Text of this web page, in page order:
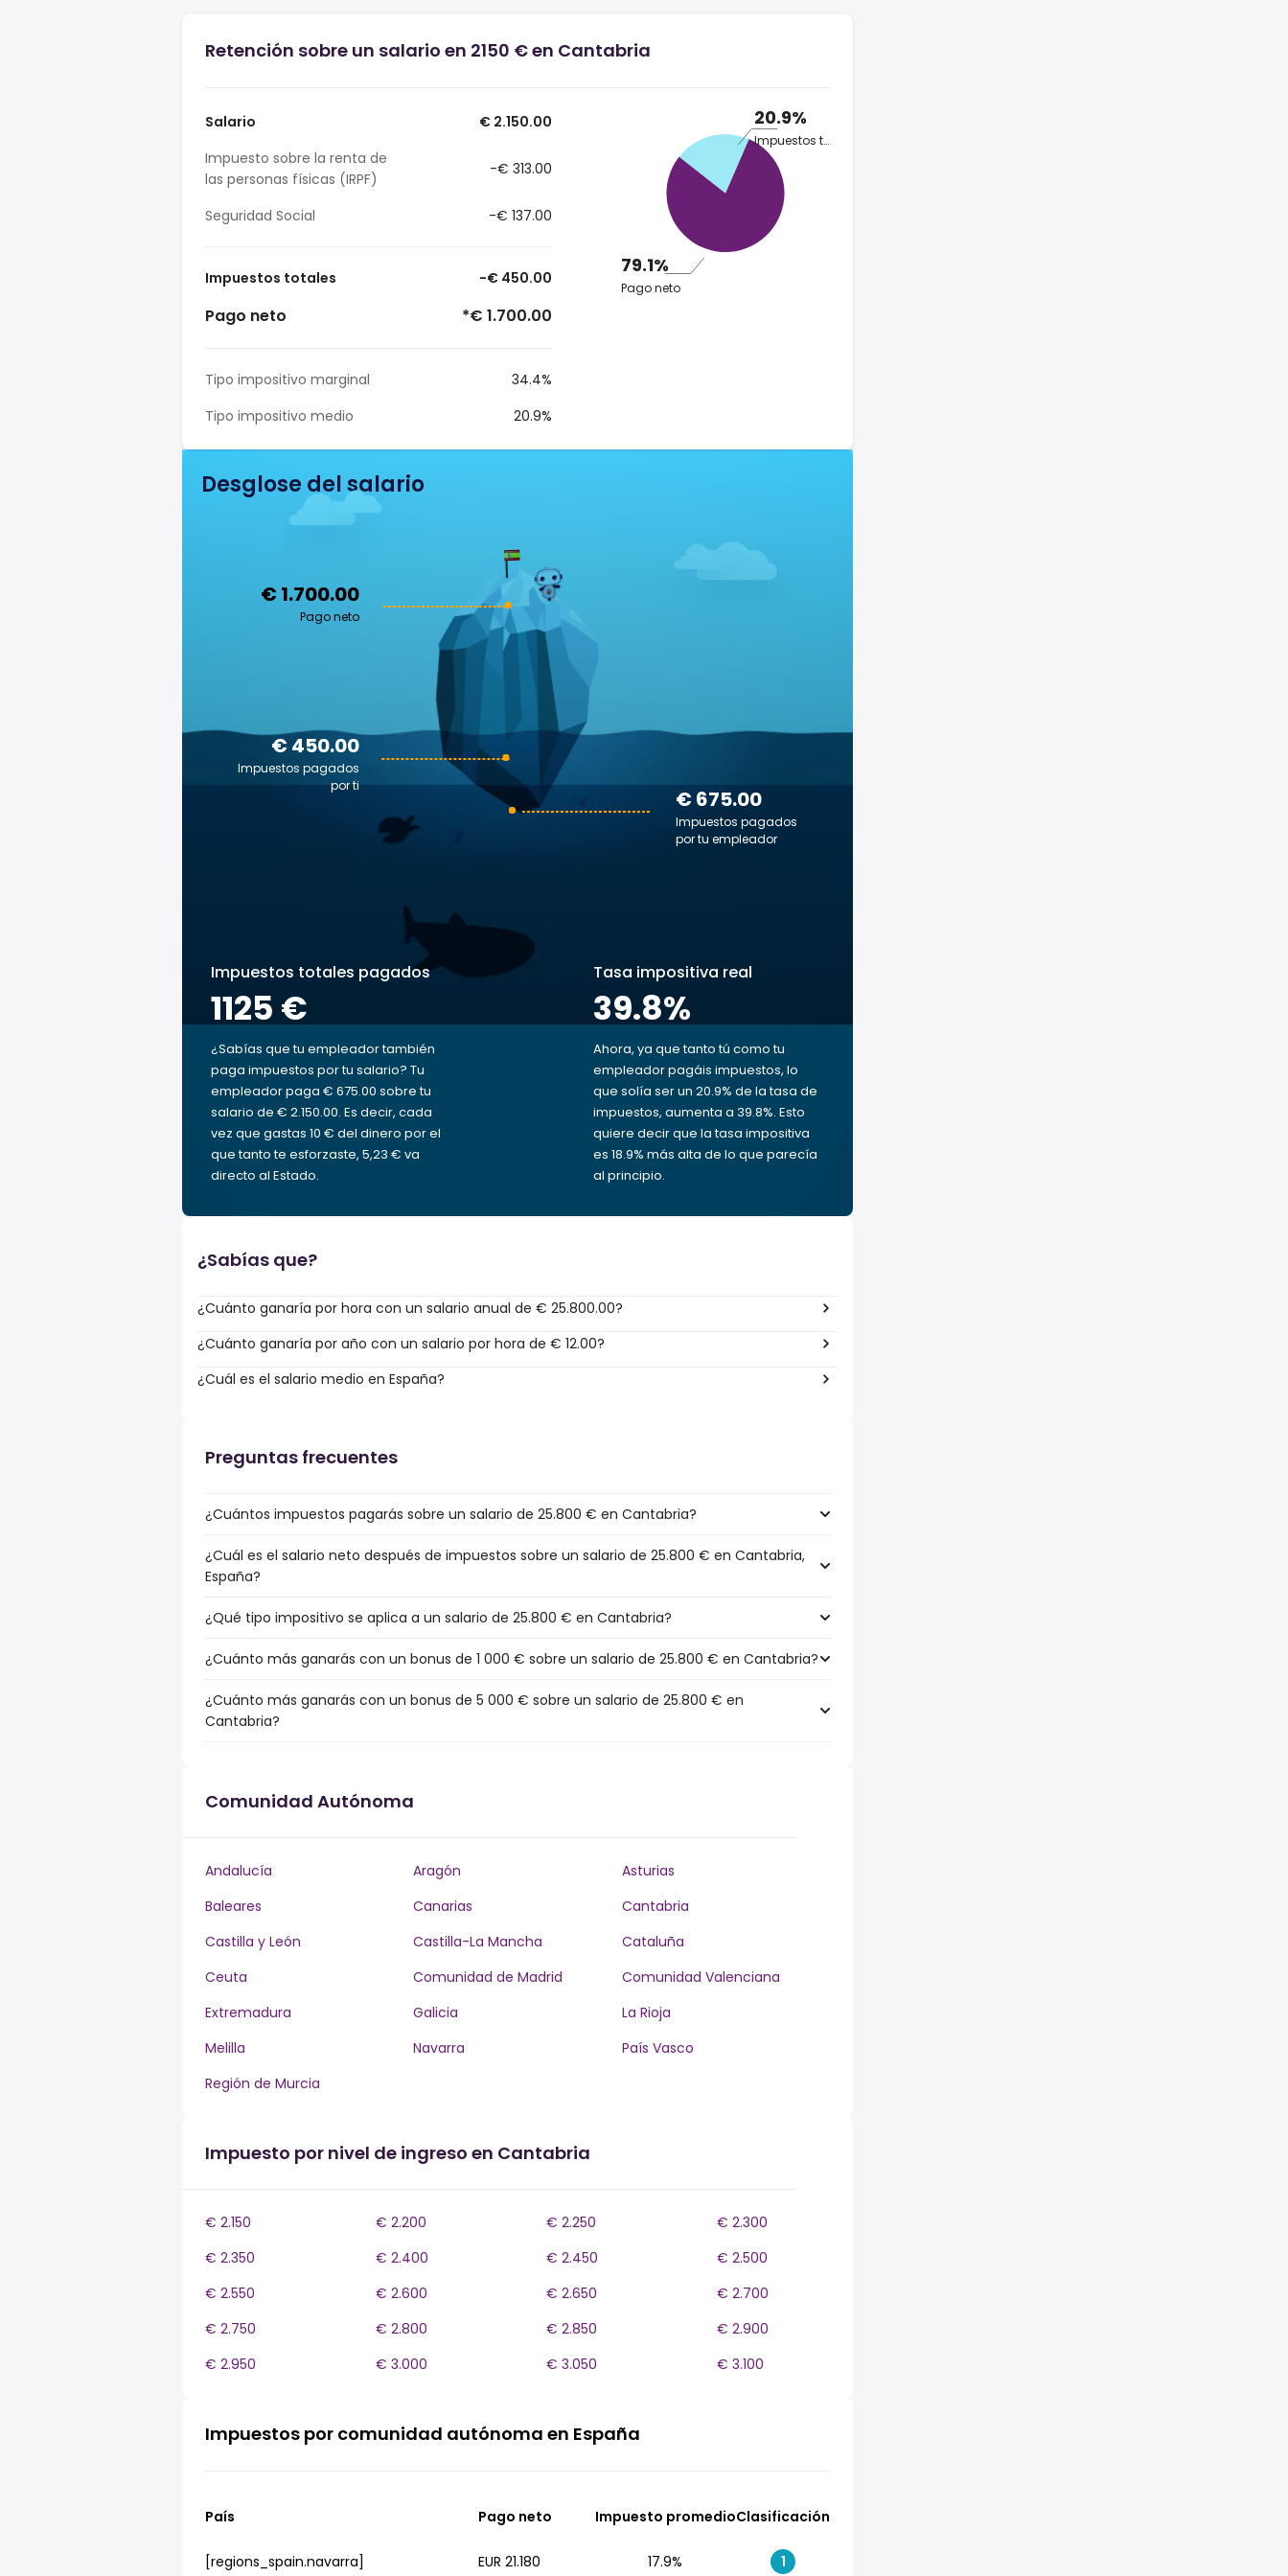
Retención sobre un salario en 2150 € en Cantabria
Salario
€ 2.150.00
Impuesto sobre la renta de
las personas físicas (IRPF)
-€ 313.00
Seguridad Social -€ 137.00
Impuestos totales -€ 450.00
Pago neto *€ 1.700.00
Tipo impositivo marginal
34.4%
Tipo impositivo medio
20.9%
20.9%
Impuestos totales
79.1%
Pago neto
Desglose del salario
€ 1.700.00
Pago neto
€ 675.00
Impuestos pagados
por tu empleador
€ 450.00
Impuestos pagados
por ti
Impuestos totales pagados
1125 €
¿Sabías que tu empleador también
paga impuestos por tu salario? Tu
empleador paga € 675.00 sobre tu
salario de € 2.150.00. Es decir, cada
vez que gastas 10 € del dinero por el
que tanto te esforzaste, 5,23 € va
directo al Estado.
Tasa impositiva real
39.8%
Ahora, ya que tanto tú como tu
empleador pagáis impuestos, lo
que solía ser un 20.9% de la tasa de
impuestos, aumenta a 39.8%. Esto
quiere decir que la tasa impositiva
es 18.9% más alta de lo que parecía
al principio.
¿Sabías que?
¿Cuánto ganaría por hora con un salario anual de € 25.800.00?
¿Cuánto ganaría por año con un salario por hora de € 12.00?
¿Cuál es el salario medio en España?
Preguntas frecuentes
¿Cuántos impuestos pagarás sobre un salario de 25.800 € en Cantabria?
¿Cuál es el salario neto después de impuestos sobre un salario de 25.800 € en Cantabria,
España?
¿Qué tipo impositivo se aplica a un salario de 25.800 € en Cantabria?
¿Cuánto más ganarás con un bonus de 1 000 € sobre un salario de 25.800 € en Cantabria?
¿Cuánto más ganarás con un bonus de 5 000 € sobre un salario de 25.800 € en
Cantabria?
Comunidad Autónoma
Andalucía Aragón
Asturias
Baleares
Canarias
Cantabria
Castilla y León
Castilla-La Mancha
Cataluña
Ceuta
Comunidad de Madrid
Comunidad Valenciana
Extremadura
Galicia
La Rioja
Melilla
Navarra
País Vasco
Región de Murcia
Impuesto por nivel de ingreso en Cantabria
€ 2.150 € 2.200 € 2.250
€ 2.300
€ 2.350
€ 2.400 € 2.450
€ 2.500
€ 2.550
€ 2.600 € 2.650
€ 2.700
€ 2.750
€ 2.800 € 2.850
€ 2.900
€ 2.950
€ 3.000 € 3.050 € 3.100
Impuestos por comunidad autónoma en España
País Pago neto Impuesto promedioClasificación
[regions_spain.navarra] EUR 21.180 17.9% 1